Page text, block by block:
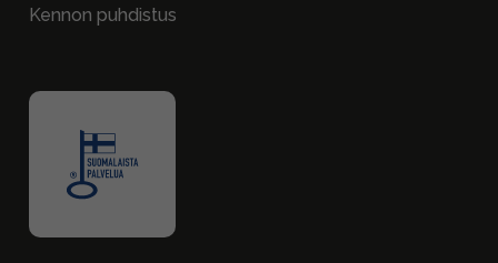
Kennon puhdistus